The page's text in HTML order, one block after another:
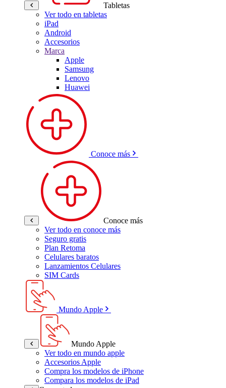
Tabletas
Ver todo en tabletas
iPad
Android
Accesorios
Marca
Apple
Samsung
Lenovo
Huawei
Conoce más
Conoce más
Ver todo en conoce más
Seguro gratis
Plan Retoma
Celulares baratos
Lanzamientos Celulares
SIM Cards
Mundo Apple
Mundo Apple
Ver todo en mundo apple
Accesorios Apple
Compra los modelos de iPhone
Compara los modelos de iPad